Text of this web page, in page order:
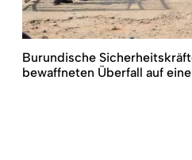
Burundische
bewaffneten Überfall auf